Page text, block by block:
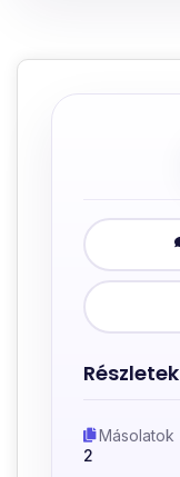
Részletek
Másolatok
2